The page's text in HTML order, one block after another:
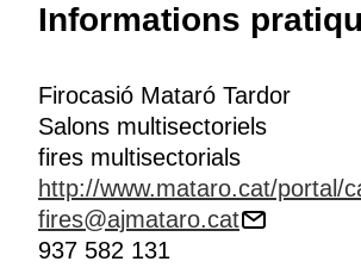
Informations
Firocasió Mataró Tardor
Salons multisectoriels
fires multisectorials
http://www.mataro.cat/portal/
fires@ajmataro.cat
937 582 131